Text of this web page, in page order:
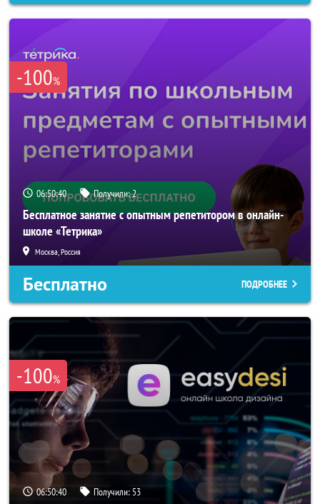
-100%
06:50:40 Получили:2
Бесплатное занятие с опытным репетитором в онлайн-
школе «Тетрика»
Москва, Россия
Бесплатно ПОДРОБНЕЕ
-100%
06:50:40 Получили: 53